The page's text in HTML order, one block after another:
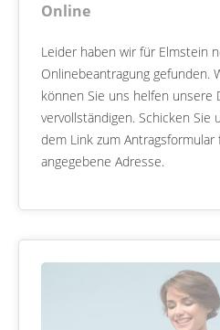
Online
Leider haben wir für Elmstein
Onlinebeantragung gefunden.
können Sie uns helfen unsere
vervollständigen. Schicken Sie
dem Link zum
angegebene Adresse.